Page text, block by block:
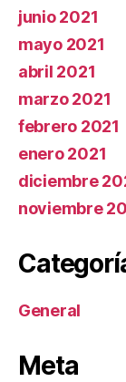
junio 2021
mayo 2021
abril 2021
marzo 2021
febrero 2021
enero 2021
diciembre
noviembre
General
Meta